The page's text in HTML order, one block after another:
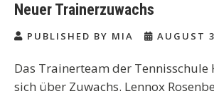
Neuer Trainerzuwachs
PUBLISHED BY MIA AUGUST
Das Trainerteam der Tennisschule
sich über Zuwachs. Lennox